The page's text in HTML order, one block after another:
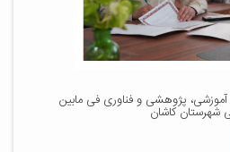
آموزشی، پژوهشی و فناوری فی مابین
شهرستان کاشان